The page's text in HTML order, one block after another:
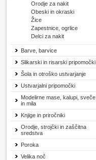
Orodje za nakit
Obeski in okraski
Žice
Zapestnice, ogrlice
Delci za nakit
Barve, barvice
Slikarski in risarski pripomočki
Šola in otroško ustvarjanje
Ustvarjalni pripomočki
Modelirne mase, kalupi, sveče
in mila
Knjige in priročniki
Orodje, strojčki in zaščitna
sredstva
Poroka
Velika noč